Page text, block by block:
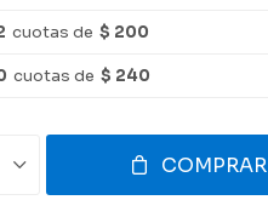
cuotas de $ 200
cuotas de $ 240
COMPRAR